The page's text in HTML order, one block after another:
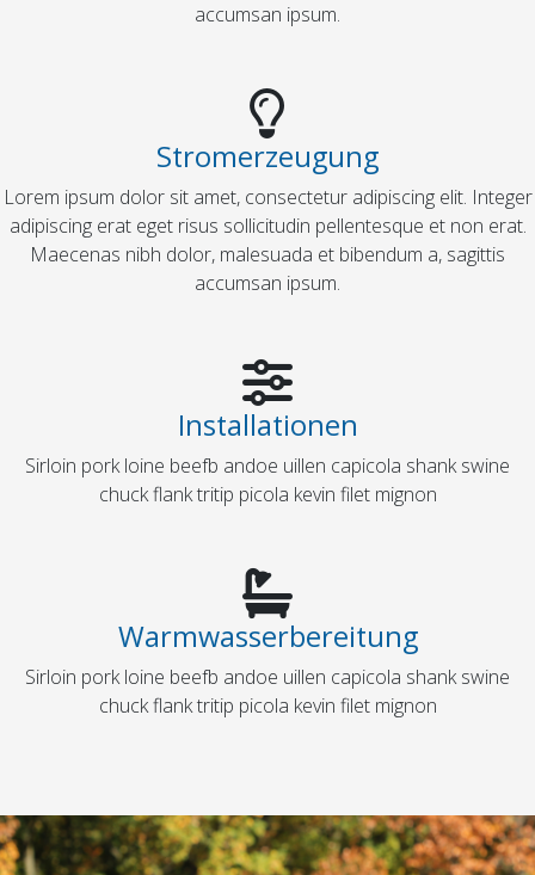
accumsan ipsum.
Stromerzeugung
Lorem ipsum dolor sit amet, consectetur adipiscing elit. Integer
adipiscing erat eget risus sollicitudin pellentesque et non erat.
Maecenas nibh dolor, malesuada et bibendum a, sagittis
accumsan ipsum.
Installationen
Sirloin pork loine beefb andoe uillen capicola shank swine
chuck flank tritip picola kevin filet mignon
Warmwasserbereitung
Sirloin pork loine beefb andoe uillen capicola shank swine
chuck flank tritip picola kevin filet mignon